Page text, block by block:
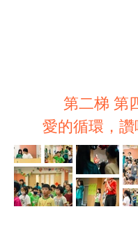
第二梯 第
愛的循環，